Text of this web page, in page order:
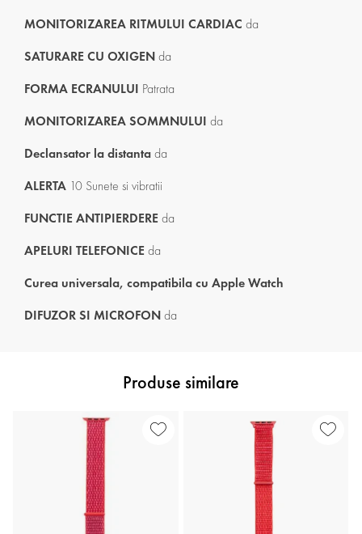
MONITORIZAREA RITMULUI CARDIAC da
SATURARE CU OXIGENda
FORMA ECRANULUI Patrata
MONITORIZAREA SOMMNULUI da
Declansator la distantada
ALERTA 10 Sunete si vibratii
FUNCTIE ANTIPIERDERE da
APELURI TELEFONICE da
Curea universala, compatibila cu Apple Watch
DIFUZOR SI MICROFONda
Produse similare